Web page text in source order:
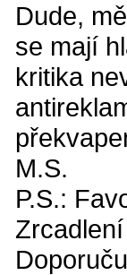
Dude,
se mají
kritika
M.S.
P.S.: